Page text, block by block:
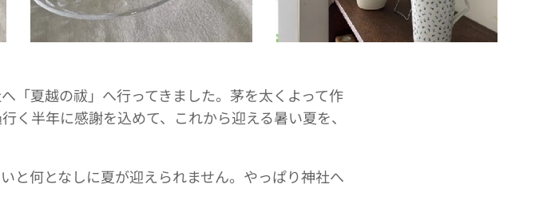
「夏越の祓」へ行ってきました。茅を太くよって作
く半年に感謝を込めて、これから迎える暑い夏を、
と何となしに夏が迎えられません。やっぱり神社へ